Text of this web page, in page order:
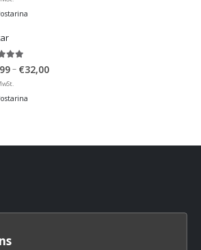
out of 5
– €32,00Price